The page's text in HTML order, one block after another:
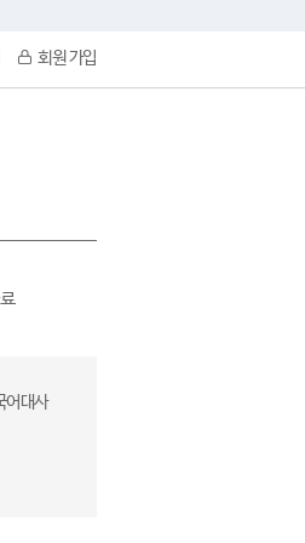
회원 가입
어대사